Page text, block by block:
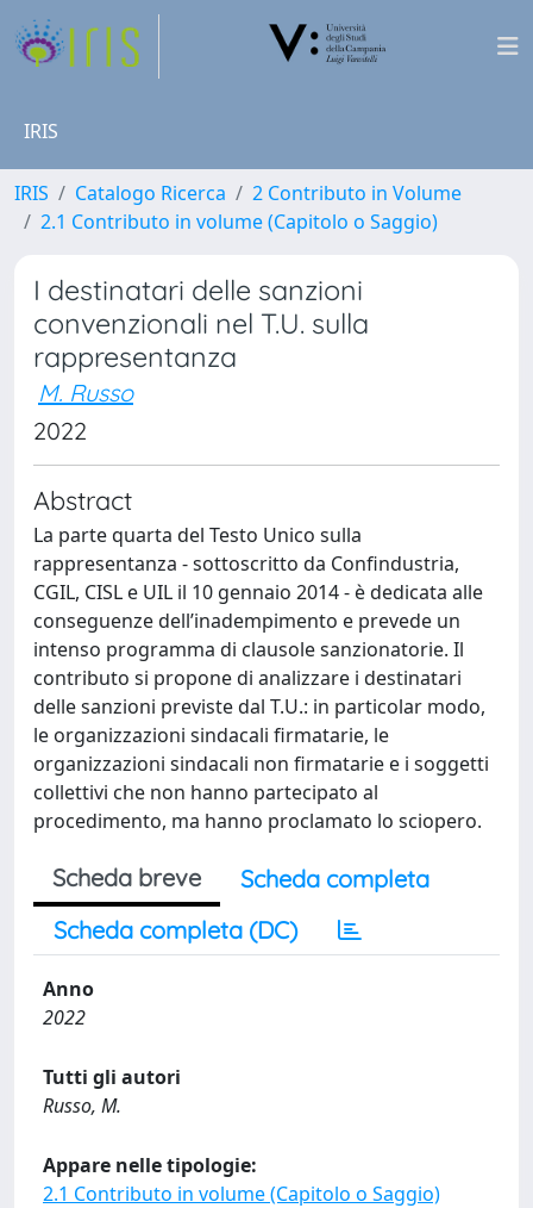
IRIS
IRIS Catalogo Ricerca
2 Contributo in Volume
2.1 Contributo in volume (Capitolo o Saggio)
I destinatari delle sanzioni
convenzionali nel T.U. sulla
rappresentanza
M. Russo
2022
Abstract
La parte quarta del Testo Unico sulla
rappresentanza - sottoscritto da Confindustria,
CGIL, CISL e UIL il 10 gennaio 2014 - è dedicata alle
conseguenze dell’inadempimento e prevede un
intenso programma di clausole sanzionatorie. Il
contributo si propone di analizzare i destinatari
delle sanzioni previste dal T.U.: in particolar modo,
le organizzazioni sindacali firmatarie, le
organizzazioni sindacali non firmatarie e i soggetti
collettivi che non hanno partecipato al
procedimento, ma hanno proclamato lo sciopero.
Scheda breve
Scheda completa
Scheda completa (DC)
Anno
2022
Tutti gli autori
Russo, M.
Appare nelle tipologie:
2.1 Contributo in volume (Capitolo o Saggio)